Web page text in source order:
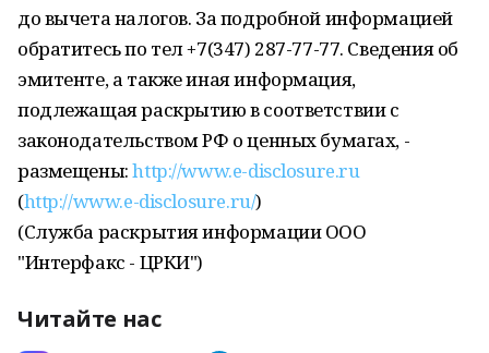
до вычета налогов. За подробной информацией
обратитесь по тел +7(347) 287-77-77. Сведения об
эмитенте, а также иная информация,
подлежащая раскрытию в соответствии с
законодательством РФ о ценных бумагах, -
размещены:http://www.e-disclosure.ru
(http://www.e-disclosure.ru/)
(Служба раскрытия информации ООО
"Интерфакс - ЦРКИ")
Читайте нас